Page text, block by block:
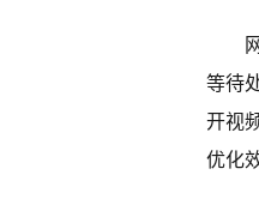
等待
开视
优化